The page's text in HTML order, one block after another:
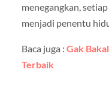
menegangkan,
menjadi penentu
Baca juga : Gak
Terbaik